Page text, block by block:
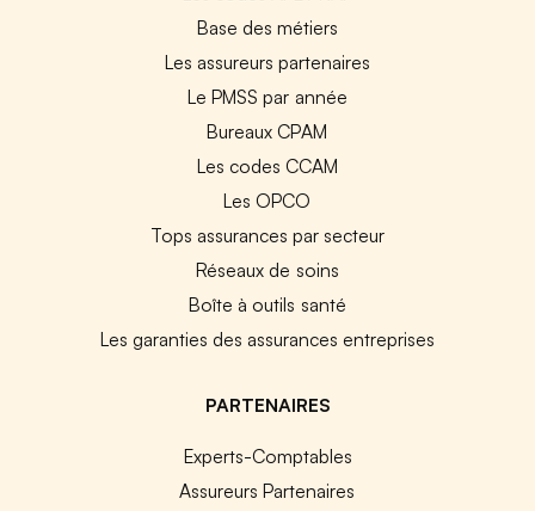
Base des métiers
Les assureurs partenaires
Le PMSS par année
Bureaux CPAM
Les codes CCAM
Les OPCO
Tops assurances par secteur
Réseaux de soins
Boîte à outils santé
Les garanties des assurances entreprises
PARTENAIRES
Experts-Comptables
Assureurs Partenaires